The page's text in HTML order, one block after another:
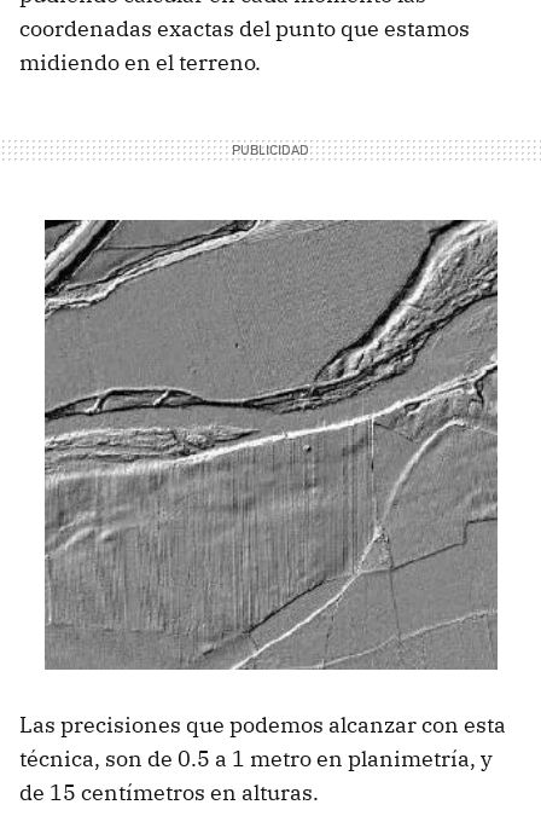
coordenadas exactas del punto que estamos
midiendo en el terreno.
Las precisiones que podemos alcanzar con esta
técnica, son de 0.5 a 1 metro en planimetría, y
de 15 centímetros en alturas.